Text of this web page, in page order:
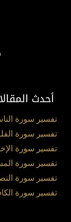
أحدث
تفسير سورة
تفسير سورة
تفسير سورة
تفسير سورة
تفسير سورة
تفسير سورة